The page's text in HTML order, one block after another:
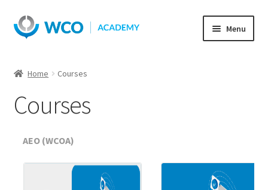
Skip
to
Skip
to
Menu
Home Courses
Courses
AEO (WCOA)